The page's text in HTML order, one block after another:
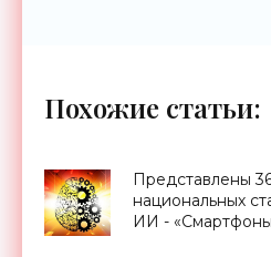
Похожие статьи:
Представлены
национальных
ИИ -